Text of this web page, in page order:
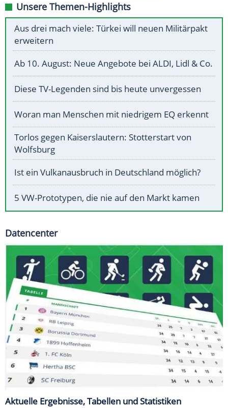
Unsere Themen-Highlights
Aus drei mach viele: Türkei will neuen Militärpakt
erweitern
Ab 10. August: Neue Angebote bei ALDI, Lidl & Co.
Diese TV-Legenden sind bis heute unvergessen
Woran man Menschen mit niedrigem EQ erkennt
Torlos gegen Kaiserslautern: Stotterstart von
Wolfsburg
Ist ein Vulkanausbruch in Deutschland möglich?
5 VW-Prototypen, die nie auf den Markt kamen
Datencenter
Aktuelle Ergebnisse, Tabellen und Statistiken